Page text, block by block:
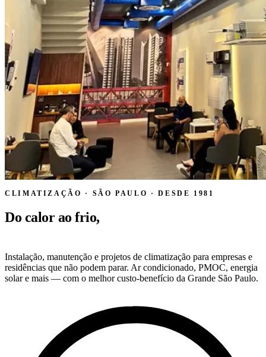
CLIMATIZAÇÃO · SÃO PAULO · DESDE 1981
Do calor ao frio,
Instalação, manutenção e projetos de climatização para empresas e
residências que não podem parar. Ar condicionado, PMOC, energia
solar e mais — com o melhor custo-benefício da Grande São Paulo.